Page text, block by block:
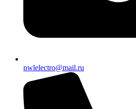
nwlelectro@mail.ru